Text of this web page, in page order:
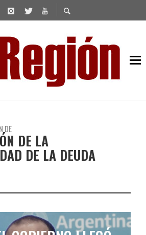
DE
DE LA
DE LA DEUDA